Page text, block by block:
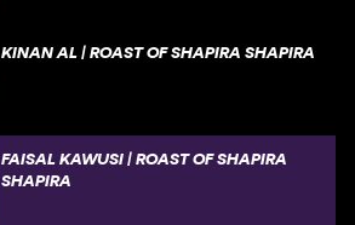
KINAN AL | ROAST OF SHAPIRA SHAPIRA
FAISAL KAWUSI | ROAST OF SHAPIRA
SHAPIRA